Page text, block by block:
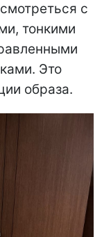
с
тонкими
Это
образа.